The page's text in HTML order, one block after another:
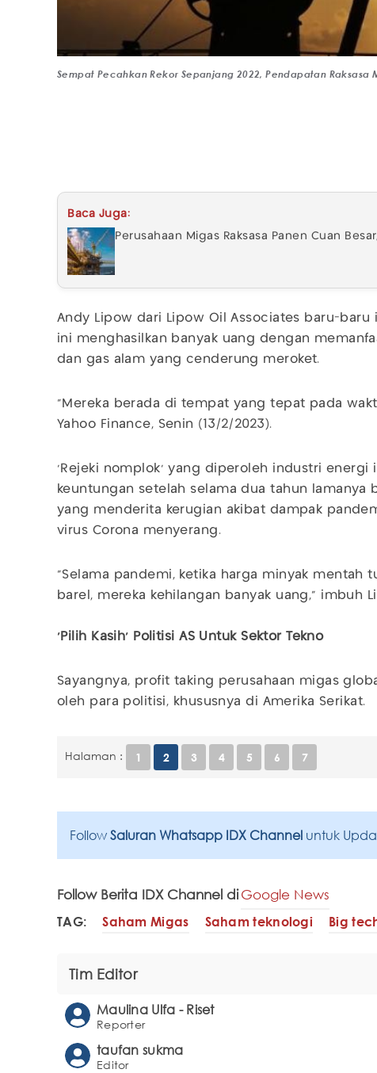
Sempat Pecahkan Rekor Sepanjang 2022, Pendapatan
Baca Juga:
Perusahaan Migas Raksasa Panen Cuan
Andy Lipow dari Lipow Oil Associates baru-baru
ini menghasilkan banyak uang dengan
dan gas alam yang cenderung meroket.
“Mereka berada di tempat yang tepat pada
Yahoo Finance, Senin (13/2/2023).
‘Rejeki nomplok’ yang diperoleh industri energi
keuntungan setelah selama dua tahun lamanya
yang menderita kerugian akibat dampak
virus Corona menyerang.
"Selama pandemi, ketika harga minyak mentah
barel, mereka kehilangan banyak uang," imbuh
‘Pilih Kasih’ Politisi AS Untuk Sektor Tekno
Sayangnya, profit taking perusahaan migas
oleh para politisi, khususnya di Amerika Serikat.
Halaman : 1 2 3 4 5 6 7
Follow Saluran Whatsapp IDX Channel untuk
Follow Berita IDX Channel diGoogle News
TAG: Saham Migas Saham teknologi Big
Tim Editor
Maulina Ulfa - Riset
Reporter
taufan sukma
Editor